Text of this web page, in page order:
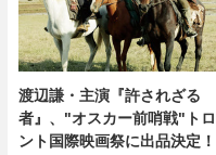
渡辺謙・主演『許されざる
者』、"オスカー前哨戦"トロ
ント国際映画祭に出品決定！